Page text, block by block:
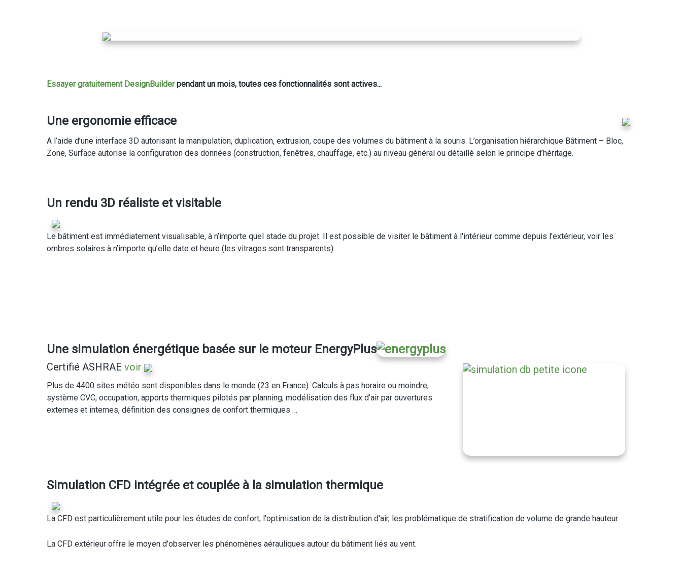
Essayer gratuitement DesignBuilderpendant un mois, toutes ces fonctionnalités sont actives...
Une ergonomie efficace
A l’aide d’une interface 3D autorisant la manipulation, duplication, extrusion, coupe des volumes du bâtiment à la souris. L’organisation hiérarchique Bâtiment – Bloc,
Zone, Surface autorise la configuration des données (construction, fenêtres, chauffage, etc.) au niveau général ou détaillé selon le principe d’héritage.
Un rendu 3D réaliste et visitable
Le bâtiment est immédiatement visualisable, à n’importe quel stade du projet. Il est possible de visiter le bâtiment à l'intérieur comme depuis l'extérieur, voir les
ombres solaires à n’importe qu’elle date et heure (les vitrages sont transparents).
Une simulation énergétique basée sur le moteur EnergyPlus
Certifié ASHRAE voir
Plus de 4400 sites météo sont disponibles dans le monde (23 en France). Calculs à pas horaire ou moindre,
système CVC, occupation, apports thermiques pilotés par planning, modélisation des flux d’air par ouvertures
externes et internes, définition des consignes de confort thermiques …
Simulation CFD intégrée et couplée à la simulation thermique
La CFD est particulièrement utile pour les études de confort, l'optimisation de la distribution d'air, les problématique de stratification de volume de grande hauteur.
La CFD extérieur offre le moyen d'observer les phénomènes aérauliques autour du bâtiment liés au vent.